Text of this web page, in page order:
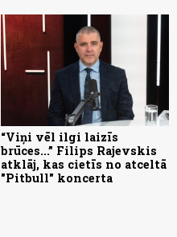
“Viņi vēl ilgi laizīs
brūces...” Filips Rajevskis
atklāj, kas cietīs no atceltā
"Pitbull" koncerta